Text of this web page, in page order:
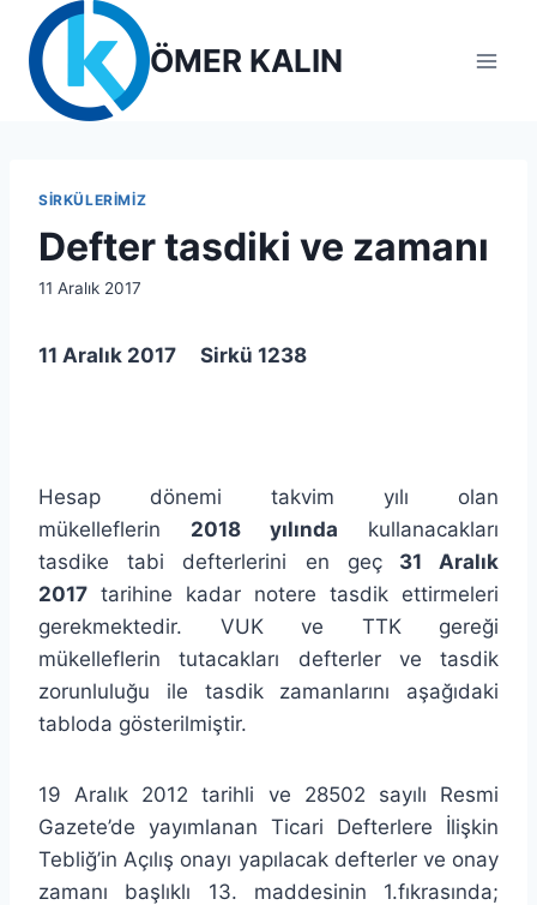
content
ÖMER KALIN
SIRKÜLERIMIZ
Defter tasdiki ve zamanı
By
11 Aralık 2017
11 Aralık 2017 Sirkü 1238
Hesap dönemi takvim yılı olan
mükelleflerin 2018 yılında kullanacakları
tasdike tabi defterlerini en geç
31 Aralık
2017 tarihine kadar notere tasdik ettirmeleri
gerekmektedir. VUK ve TTK gereği
mükelleflerin tutacakları defterler ve tasdik
zorunluluğu ile tasdik zamanlarını aşağıdaki
tabloda gösterilmiştir.
19 Aralık 2012 tarihli ve 28502 sayılı Resmi
Gazete’de yayımlanan Ticari Defterlere İlişkin
Tebliğ’in Açılış onayı yapılacak defterler ve onay
zamanı başlıklı 13. maddesinin 1.fıkrasında;